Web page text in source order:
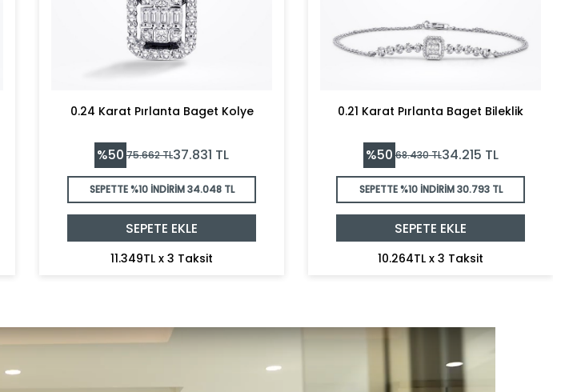
0.24 Karat Pırlanta Baget Kolye
%50 75.662TL37.831 TL
SEPETTE %10 İNDİRİM34.048 TL
SEPETE EKLE
11.349TL x 3 Taksit
0.21 Karat Pırlanta Baget Bileklik
%50 68.430TL34.215 TL
SEPETTE %10 İNDİRİM30.793 TL
SEPETE EKLE
10.264TL x 3 Taksit